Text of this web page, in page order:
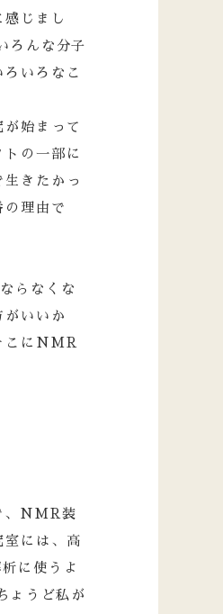
じまし
ろんな分子
いろなこ
始まって
の一部に
きたかっ
の理由で
らなくな
がいいか
こにNMR
NMR装
室には、高
に使うよ
ょうど私が